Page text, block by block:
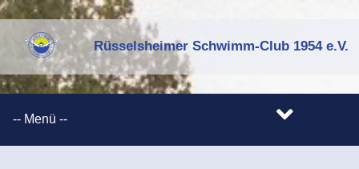
Rüsselsheimer Schwimm-Club 1954 e.V.